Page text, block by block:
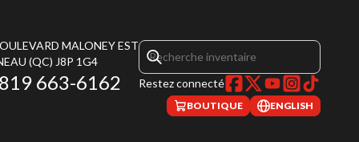
MALONEY EST
(QC) J8P 1G4
819 663-6162 Restez connecté
BOUTIQUE ENGLISH